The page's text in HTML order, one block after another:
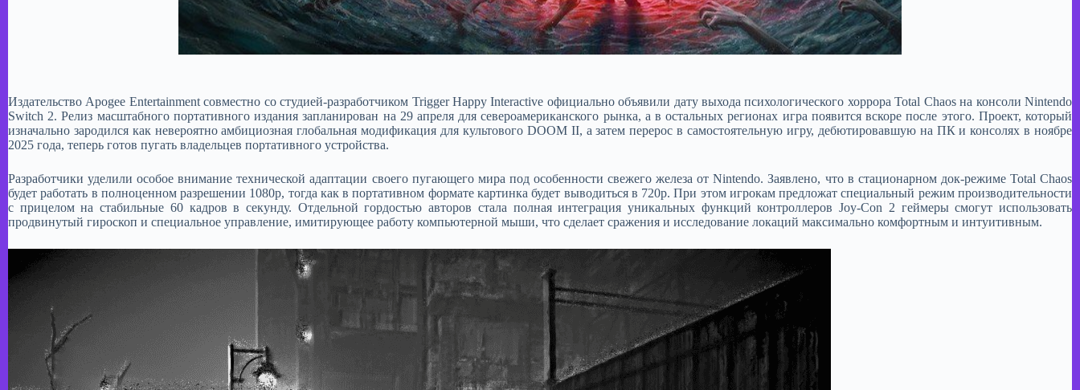
Издательство Apogee Entertainment совместно со студией-разработчиком Trigger Happy Interactive официально объявили дату выхода психологического хоррора Total Chaos на консоли Nintendo
Switch 2. Релиз масштабного портативного издания запланирован на 29 апреля для североамериканского рынка, а в остальных регионах игра появится вскоре после этого. Проект, который
изначально зародился как невероятно амбициозная глобальная модификация для культового DOOM II, а затем перерос в самостоятельную игру, дебютировавшую на ПК и консолях в ноябре
2025 года, теперь готов пугать владельцев портативного устройства.
Разработчики уделили особое внимание технической адаптации своего пугающего мира под особенности свежего железа от Nintendo. Заявлено, что в стационарном док-режиме Total Chaos
будет работать в полноценном разрешении 1080p, тогда как в портативном формате картинка будет выводиться в 720p. При этом игрокам предложат специальный режим производительности
с прицелом на стабильные 60 кадров в секунду. Отдельной гордостью авторов стала полная интеграция уникальных функций контроллеров Joy-Con 2 геймеры смогут использовать
продвинутый гироскоп и специальное управление, имитирующее работу компьютерной мыши, что сделает сражения и исследование локаций максимально комфортным и интуитивным.